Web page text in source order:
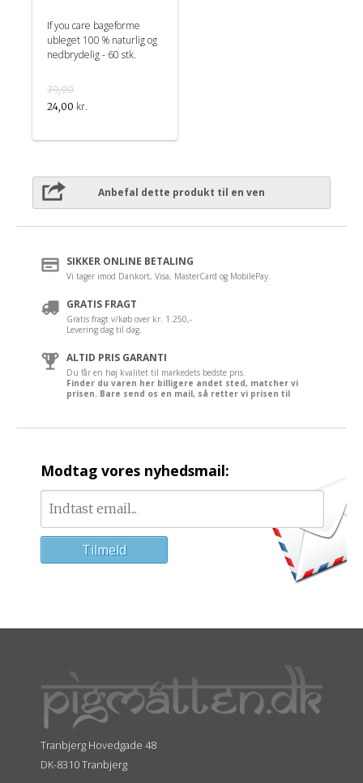
If you care bageforme
ubleget 100 % naturlig og
nedbrydelig - 60 stk.
39,00
24,00 kr.
Anbefal dette produkt til en ven
SIKKER ONLINE BETALING
Vi tager imod Dankort, Visa, MasterCard og MobilePay.
GRATIS FRAGT
Gratis fragt v/køb over kr. 1.250,-
Levering dag til dag.
ALTID PRIS GARANTI
Du får en høj kvalitet til markedets bedste pris.
Finder du varen her billigere andet sted, matcher vi
prisen. Bare send os en mail, så retter vi prisen til
Modtag vores nyhedsmail:
Tranbjerg Hovedgade 48
DK-8310 Tranbjerg